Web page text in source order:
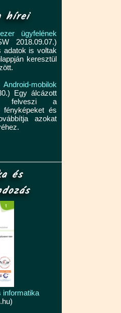
hírei
ügyfelének
2018.09.07.)
adatok is voltak
keresztül
mobilok
Egy álcázott
felveszi a
fényképeket és
azokat
és
informatika